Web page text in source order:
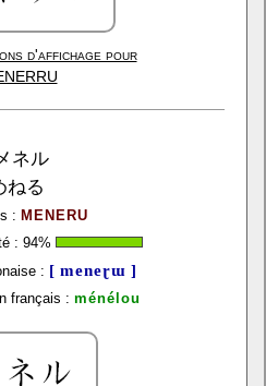
d'affichage pour
ネル
ねる
: MENERU
: 94%
: [ meneɽɯ ]
français : ménélou